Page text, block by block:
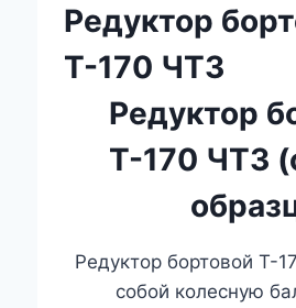
Редуктор
Т-170 ЧТЗ
Редуктор
Т-170 ЧТЗ
Редуктор бортовой Т-
собой колесную